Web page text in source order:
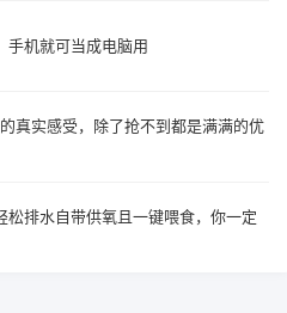
手机就可当成电脑用
真实感受，除了抢不到都是满满的优
松排水自带供氧且一键喂食，你一定